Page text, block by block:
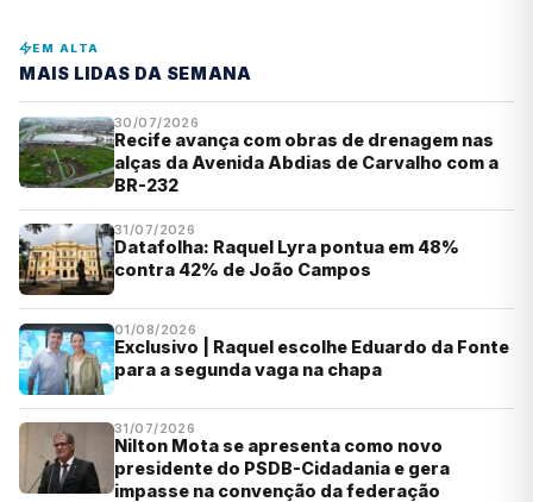
EM ALTA
MAIS LIDAS DA SEMANA
30/07/2026
Recife avança com obras de drenagem nas
alças da Avenida Abdias de Carvalho com a
BR-232
31/07/2026
Datafolha: Raquel Lyra pontua em 48%
contra 42% de João Campos
01/08/2026
Exclusivo | Raquel escolhe Eduardo da Fonte
para a segunda vaga na chapa
31/07/2026
Nilton Mota se apresenta como novo
presidente do PSDB-Cidadania e gera
impasse na convenção da federação